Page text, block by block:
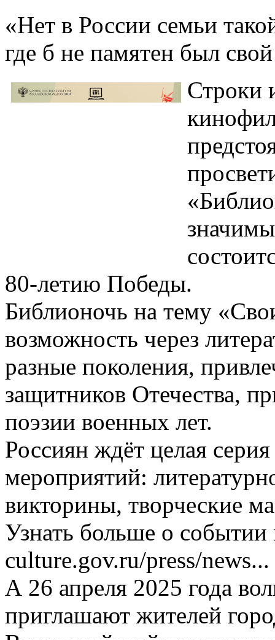
«Нет в России семьи
где б не памятен был
Строки
80-летию Победы.
Библионочь на тему
возможность через
разные поколения,
защитников Отечества,
поэзии военных лет.
Россиян ждёт целая
мероприятий:
викторины, творческие
Узнать больше о
culture.gov.ru/press/news...
А 26 апреля 2025 года
приглашают жителей